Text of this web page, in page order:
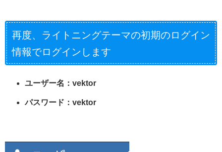
再度、ライトニングテーマの初期のログイン
情報でログインします
ユーザー名：vektor
パスワード：vektor